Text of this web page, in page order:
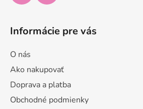
Informácie pre vás
O nás
Ako nakupovať
Doprava a platba
Obchodné podmienky